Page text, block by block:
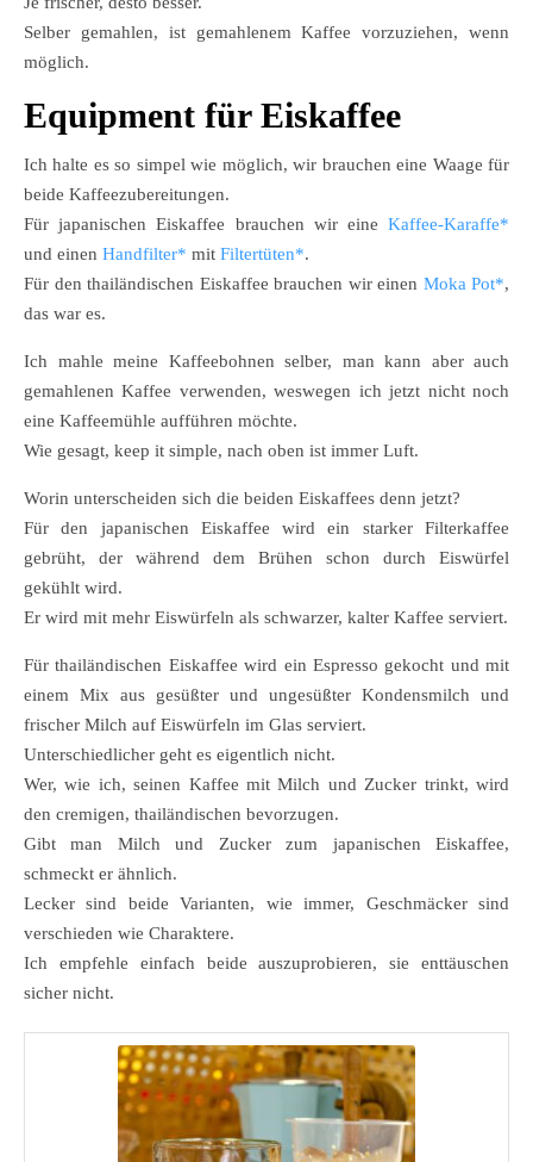
Selber gemahlen, ist gemahlenem Kaffee vorzuziehen, wenn
möglich.
Equipment für Eiskaffee
Ich halte es so simpel wie möglich, wir brauchen eine Waage für
beide Kaffeezubereitungen.
Für japanischen Eiskaffee brauchen wir eine Kaffee-Karaffe*
und einen Handfilter* mit Filtertüten*.
Für den thailändischen Eiskaffee brauchen wir einen Moka Pot*,
das war es.
Ich mahle meine Kaffeebohnen selber, man kann aber auch
gemahlenen Kaffee verwenden, weswegen ich jetzt nicht noch
eine Kaffeemühle aufführen möchte.
Wie gesagt, keep it simple, nach oben ist immer Luft.
Worin unterscheiden sich die beiden Eiskaffees denn jetzt?
Für den japanischen Eiskaffee wird ein starker Filterkaffee
gebrüht, der während dem Brühen schon durch Eiswürfel
gekühlt wird.
Er wird mit mehr Eiswürfeln als schwarzer, kalter Kaffee serviert.
Für thailändischen Eiskaffee wird ein Espresso gekocht und mit
einem Mix aus gesüßter und ungesüßter Kondensmilch und
frischer Milch auf Eiswürfeln im Glas serviert.
Unterschiedlicher geht es eigentlich nicht.
Wer, wie ich, seinen Kaffee mit Milch und Zucker trinkt, wird
den cremigen, thailändischen bevorzugen.
Gibt man Milch und Zucker zum japanischen Eiskaffee,
schmeckt er ähnlich.
Lecker sind beide Varianten, wie immer, Geschmäcker sind
verschieden wie Charaktere.
Ich empfehle einfach beide auszuprobieren, sie enttäuschen
sicher nicht.